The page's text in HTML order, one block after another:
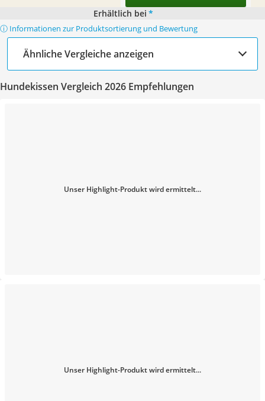
Erhältlich bei *
ⓘ Informationen zur Produktsortierung und Bewertung
Ähnliche Vergleiche anzeigen
Hundekissen Vergleich 2026 Empfehlungen
Unser Highlight-Produkt wird ermittelt...
Unser Highlight-Produkt wird ermittelt...